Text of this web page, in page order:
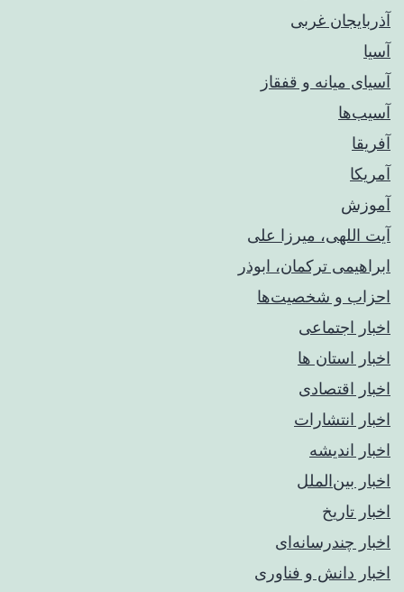
آذربایجان غربی
آسیا
آسیای میانه و قفقاز
آسیب‌ها
آفریقا
آمریکا
آموزش
آیت اللهی، میرزا علی
ابراهیمی ترکمان، ابوذر
احزاب و شخصیت‌ها
اخبار اجتماعی
اخبار استان ها
اخبار اقتصادی
اخبار انتشارات
اخبار اندیشه
اخبار بین‌الملل
اخبار تاریخ
اخبار چندرسانه‌ای
اخبار دانش و فناوری